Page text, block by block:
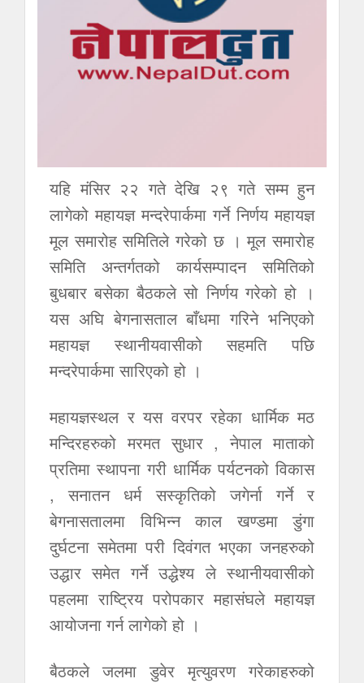
यहि मंसिर २२ गते देखि २९ गते सम्म हुन
लागेको महायज्ञ मन्दरेपार्कमा गर्ने निर्णय महायज्ञ
मूल समारोह समितिले गरेको छ । मूल समारोह
समिति अन्तर्गतको कार्यसम्पादन समितिको
बुधबार बसेका बैठकले सो निर्णय गरेको हो ।
यस अघि बेगनासताल बाँधमा गरिने भनिएको
महायज्ञ स्थानीयवासीको सहमति पछि
मन्दरेपार्कमा सारिएको हो ।
महायज्ञस्थल र यस वरपर रहेका धार्मिक मठ
मन्दिरहरुको मरमत सुधार , नेपाल माताको
प्रतिमा स्थापना गरी धार्मिक पर्यटनको विकास
, सनातन धर्म सस्कृतिको जगेर्ना गर्ने र
बेगनासतालमा विभिन्न काल खण्डमा डुंगा
दुर्घटना समेतमा परी दिवंगत भएका जनहरुको
उद्धार समेत गर्ने उद्धेश्य ले स्थानीयवासीको
पहलमा राष्ट्रिय परोपकार महासंघले महायज्ञ
आयोजना गर्न लागेको हो ।
बैठकले जलमा डुवेर मृत्युवरण गरेकाहरुको